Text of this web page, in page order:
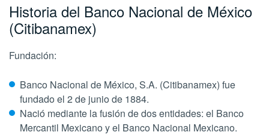
Historia del Banco Nacional de México
(Citibanamex)
Fundación:
Banco Nacional de México, S.A. (Citibanamex) fue
fundado el 2 de junio de 1884.
Nació mediante la fusión de dos entidades: el Banco
Mercantil Mexicano y el Banco Nacional Mexicano.